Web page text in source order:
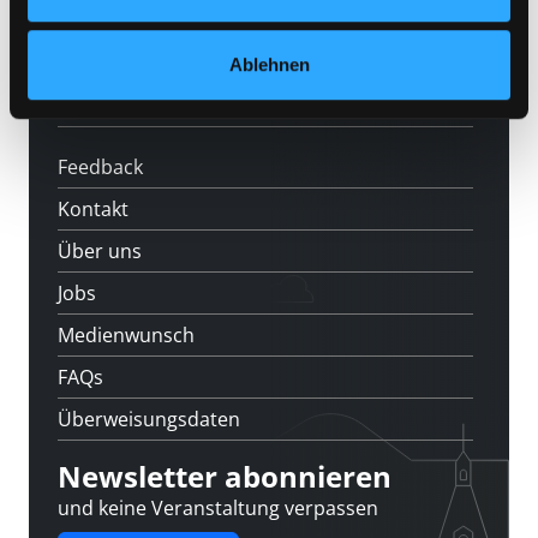
Ablehnen
News
Standorte
Feedback
Kontakt
Über uns
Jobs
Medienwunsch
FAQs
Überweisungsdaten
Newsletter abonnieren
und keine Veranstaltung verpassen